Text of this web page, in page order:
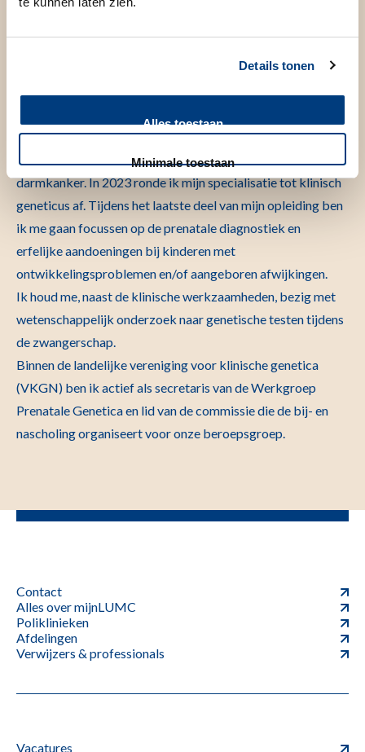
Details tonen
Alles toestaan
Minimale toestaan
Even voorstellen
opleiding begon ik met wetenschappelijk onderzoek wat ik
in 2021 afrondde met een promotie over erfelijke
darmkanker. In 2023 ronde ik mijn specialisatie tot klinisch
geneticus af. Tijdens het laatste deel van mijn opleiding ben
ik me gaan focussen op de prenatale diagnostiek en
erfelijke aandoeningen bij kinderen met
ontwikkelingsproblemen en/of aangeboren afwijkingen.
Ik houd me, naast de klinische werkzaamheden, bezig met
wetenschappelijk onderzoek naar genetische testen tijdens
de zwangerschap.
Binnen de landelijke vereniging voor klinische genetica
(VKGN) ben ik actief als secretaris van de Werkgroep
Prenatale Genetica en lid van de commissie die de bij- en
nascholing organiseert voor onze beroepsgroep.
Contact
Alles over mijnLUMC
Poliklinieken
Afdelingen
Verwijzers & professionals
Vacatures